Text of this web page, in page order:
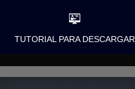
TUTORIAL PARA DESCARGAR